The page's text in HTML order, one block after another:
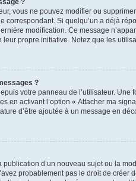
?
vous ne pouvez modifier ou
correspondant. Si quelqu’un a déjà
modification. Ce message
propre initiative. Notez que les
?
votre panneau de l’utilisateur.
en activant l’option « Attacher ma
d’être ajoutée à un message en
d’un nouveau sujet ou la
probablement pas le droit de